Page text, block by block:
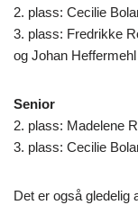
2. plass: Cecilie
3. plass: Fredrikke
og Johan Heffermehl
Senior
2. plass: Madelene
3. plass: Cecilie
Det er også gledelig